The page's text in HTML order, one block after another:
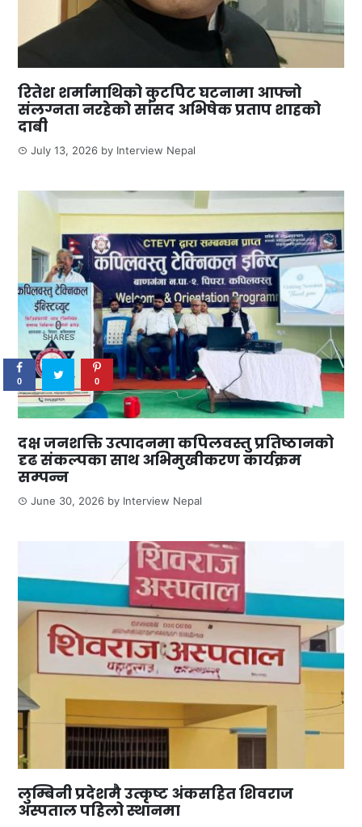
रितेश शर्मामाथिको कुटपिट घटनामा आफ्नो
संलग्नता नरहेको सांसद अभिषेक प्रताप शाहको
दाबी
July 13, 2026 by Interview Nepal
दक्ष जनशक्ति उत्पादनमा कपिलवस्तु प्रतिष्ठानको
दृढ संकल्पका साथ अभिमुखीकरण कार्यक्रम
सम्पन्न
June 30, 2026 by Interview Nepal
लुम्बिनी प्रदेशमै उत्कृष्ट अंकसहित शिवराज
अस्पताल पहिलो स्थानमा
0
SHARES
0 0